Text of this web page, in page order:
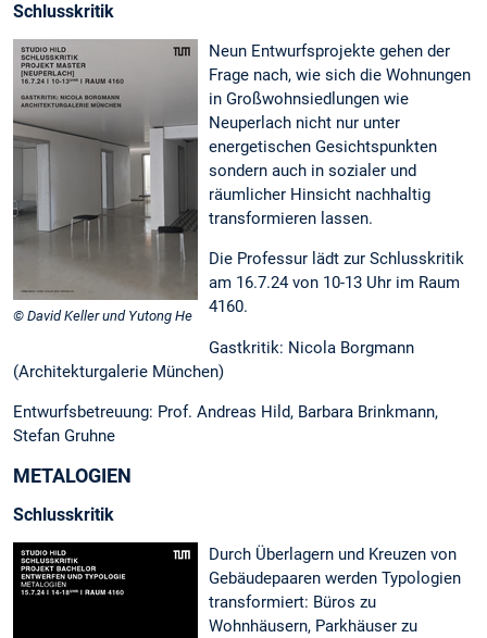
Schlusskritik
© David Keller und Yutong He
Neun Entwurfsprojekte gehen der
Frage nach, wie sich die Wohnungen
in Großwohnsiedlungen wie
Neuperlach nicht nur unter
energetischen Gesichtspunkten
sondern auch in sozialer und
räumlicher Hinsicht nachhaltig
transformieren lassen.
Die Professur lädt zur Schlusskritik
am 16.7.24 von 10-13 Uhr im Raum
4160.
Gastkritik: Nicola Borgmann
(Architekturgalerie München)
Entwurfsbetreuung: Prof. Andreas Hild, Barbara Brinkmann,
Stefan Gruhne
METALOGIEN
Schlusskritik
Durch Überlagern und Kreuzen von
Gebäudepaaren werden Typologien
transformiert: Büros zu
Wohnhäusern, Parkhäuser zu